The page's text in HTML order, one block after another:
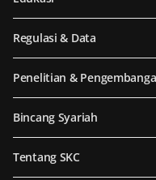
Regulasi & Data
Penelitian &
Bincang Syariah
Tentang SKC